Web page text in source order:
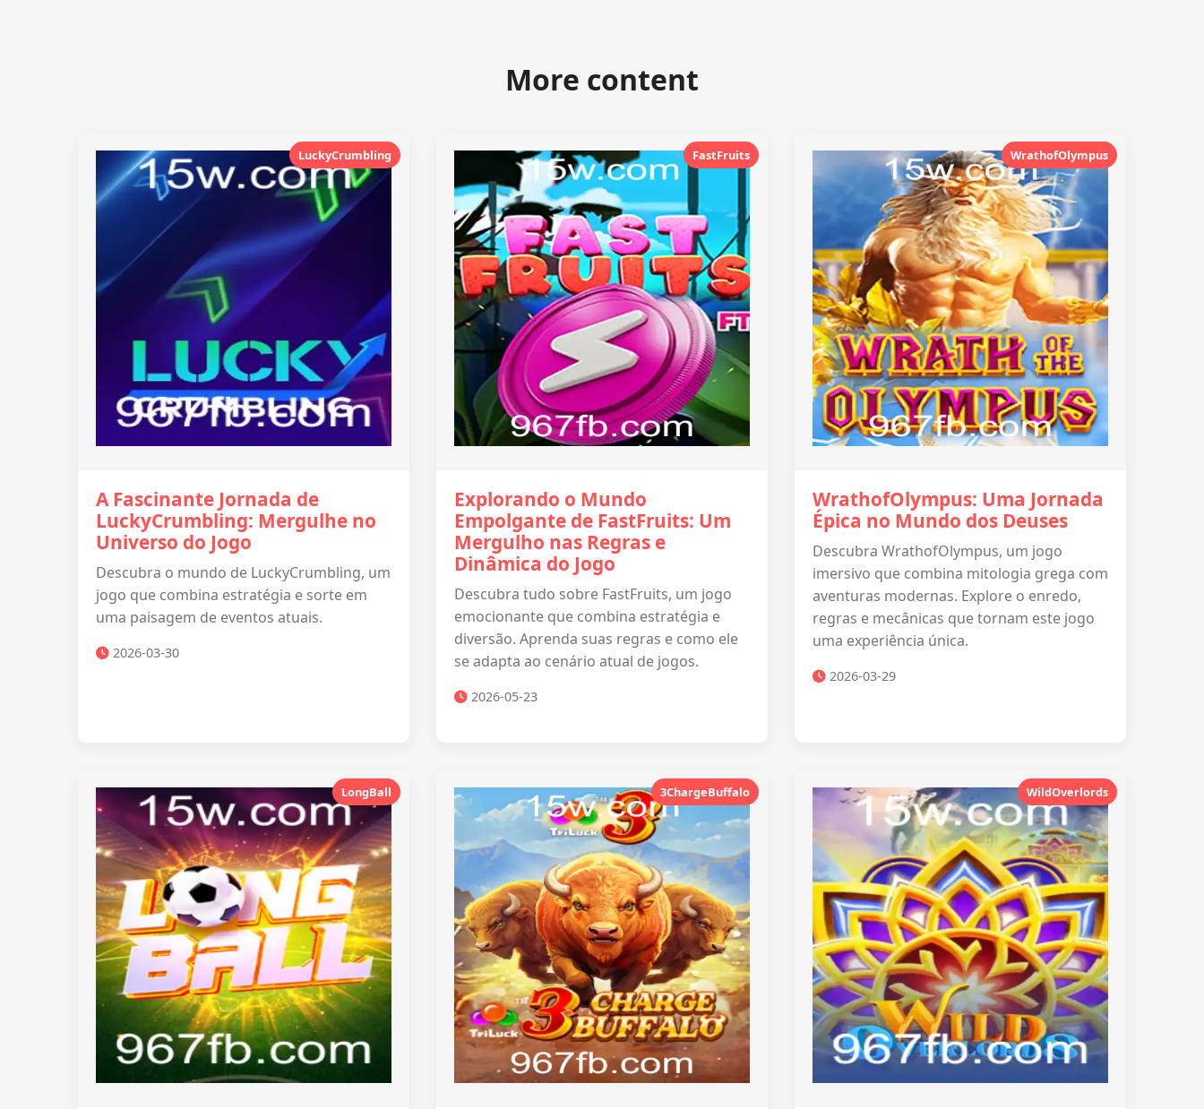
More content
LuckyCrumbling
A Fascinante Jornada de
LuckyCrumbling: Mergulhe no
Universo do Jogo
Descubra o mundo de LuckyCrumbling, um
jogo que combina estratégia e sorte em
uma paisagem de eventos atuais.
2026-03-30
FastFruits
Explorando o Mundo
Empolgante de FastFruits: Um
Mergulho nas Regras e
Dinâmica do Jogo
Descubra tudo sobre FastFruits, um jogo
emocionante que combina estratégia e
diversão. Aprenda suas regras e como ele
se adapta ao cenário atual de jogos.
2026-05-23
WrathofOlympus
WrathofOlympus: Uma Jornada
Épica no Mundo dos Deuses
Descubra WrathofOlympus, um jogo
imersivo que combina mitologia grega com
aventuras modernas. Explore o enredo,
regras e mecânicas que tornam este jogo
uma experiência única.
2026-03-29
LongBall 3ChargeBuffalo WildOverlords